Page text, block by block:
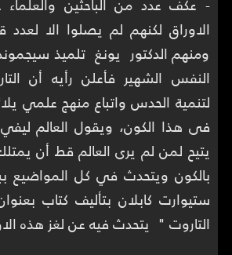
الاوراق لكنهم لم يصلوا الا لعدد
ومنهم الدكتور يونغ تلميذ
النفس الشهير فأعلن رأيه أن
لتنمية الحدس واتباع منهج علمي
فى هذا الكون، ويقول العالم
يتيح لمن لم يرى العالم قط أن
بالكون ويتحدث في كل المواضيع
ستيوارت كابلان بتأليف كتاب
التاروت " يتحدث فيه عن لغز هذه